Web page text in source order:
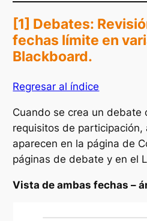
[1] Debates:
fechas límite en
Blackboard.
Regresar al índice
Cuando se crea un debate
requisitos de participación,
aparecen en la página de
páginas de debate y en el
Vista de ambas fechas –